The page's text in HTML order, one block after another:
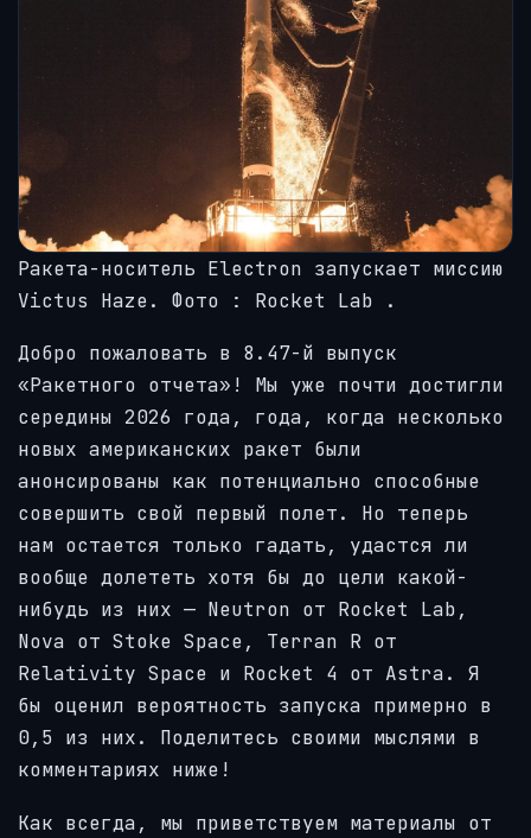
Ракета-носитель Electron запускает миссию
Victus Haze. Фото
: Rocket Lab .
Добро пожаловать в 8.47-й выпуск
«Ракетного отчета»! Мы уже почти достигли
середины 2026 года, года, когда несколько
новых американских ракет были
анонсированы как потенциально способные
совершить свой первый полет. Но теперь
нам остается только гадать, удастся ли
вообще долететь хотя бы до цели какой-
нибудь из них — Neutron от Rocket Lab,
Nova от Stoke Space, Terran R от
Relativity Space и Rocket 4 от Astra. Я
бы оценил вероятность запуска примерно в
0,5 из них. Поделитесь своими мыслями в
комментариях ниже!
Как всегда, мы приветствуем материалы от